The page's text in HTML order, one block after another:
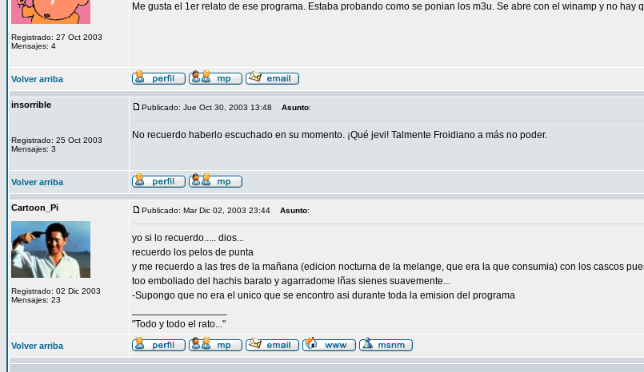
Registrado: 27 Oct 2003
Mensajes: 4
Me gusta el 1er relato de ese programa. Estaba probando como se ponian los m3u. Se abre con el winamp y no
Volver arriba
insorrible
Registrado: 25 Oct 2003
Mensajes: 3
Publicado: Jue Oct 30, 2003 13:48 Asunto:
No recuerdo haberlo escuchado en su momento. ¡Qué jevi! Talmente Froidiano a más no poder.
Volver arriba
Cartoon_Pi
Registrado: 02 Dic 2003
Mensajes: 23
Publicado: Mar Dic 02, 2003 23:44 Asunto:
yo si lo recuerdo..... dios...
recuerdo los pelos de punta
y me recuerdo a las tres de la mañana (edicion nocturna de la melange, que era la que consumia) con los cascos
too emboliado del hachis barato y agarradome lñas sienes suavemente...
-Supongo que no era el unico que se encontro asi durante toda la emision del programa
"Todo y todo el rato..."
Volver arriba